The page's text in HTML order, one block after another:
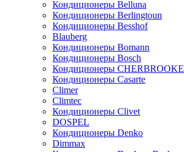
Кондиционеры Belluna
Кондиционеры Berlingtoun
Кондиционеры Besshof
Blauberg
Кондиционеры Bomann
Кондиционеры Bosch
Кондиционеры CHERBROOKE
Кондиционеры Casarte
Climer
Climtec
Кондиционеры Clivet
DOSPEL
Кондиционеры Denko
Dimmax